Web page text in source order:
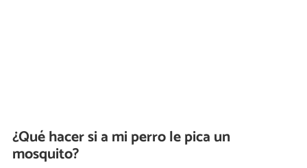
¿Qué hacer si a mi perro le pica un
mosquito?